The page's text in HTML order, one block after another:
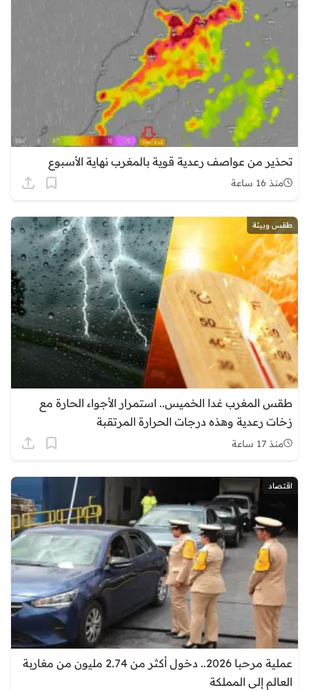
تحذير من عواصف رعدية قوية بالمغرب نهاية الأسبوع
منذ 16 ساعة
طقس وبيئة
طقس المغرب غدا الخميس.. استمرار الأجواء الحارة مع
زخات رعدية وهذه درجات الحرارة المرتقبة
منذ 17 ساعة
اقتصاد
عملية مرحبا 2026.. دخول أكثر من 2.74 مليون من مغاربة
العالم إلى المملكة